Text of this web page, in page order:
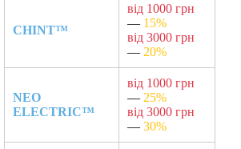
CHINT™
від 1000 грн
— 15%
від 3000 грн
— 20%
NEO
ELECTRIC™
від 1000 грн
— 25%
від 3000 грн
— 30%